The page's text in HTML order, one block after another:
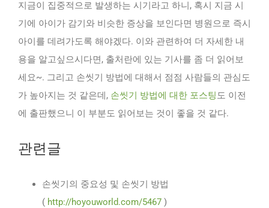
지금이 집중적으로 발생하는 시기라고 하니, 혹시 지금 시
기에 아이가 감기와 비슷한 증상을 보인다면 병원으로 즉시
아이를 데려가도록 해야겠다. 이와 관련하여 더 자세한 내
용을 알고싶으시다면, 출처란에 있는 기사를 좀 더 읽어보
세요~. 그리고 손씻기 방법에 대해서 점점 사람들의 관심도
가 높아지는 것 같은데, 손씻기 방법에 대한 포스팅도 이전
에 출판했으니 이 부분도 읽어보는 것이 좋을 것 같다.
관련글
손씻기의 중요성 및 손씻기 방법
( http://hoyouworld.com/5467 )